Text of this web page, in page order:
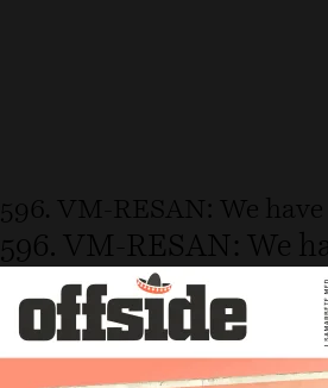
596. VM-RESAN: We
596. VM-RESAN: We